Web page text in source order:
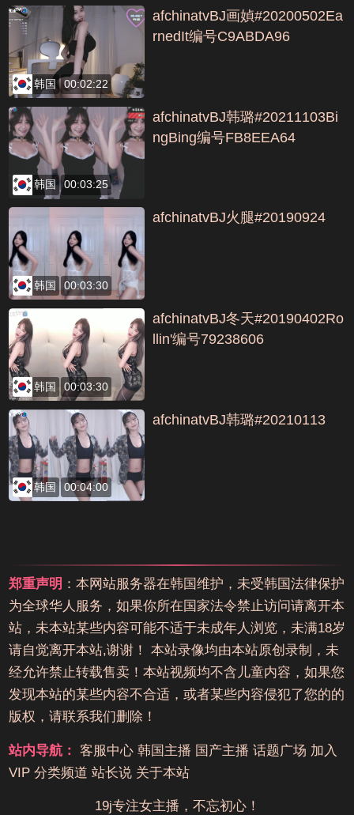
韩国 00:02:22
afchinatvBJ画媜#20200502Ea
rnedIt编号C9ABDA96
韩国 00:03:25
afchinatvBJ韩璐#20211103Bi
ngBing编号FB8EEA64
韩国 00:03:30
afchinatvBJ火腿#20190924
韩国 00:03:30
afchinatvBJ冬天#20190402Ro
llin'编号79238606
韩国 00:04:00
afchinatvBJ韩璐#20210113
郑重声明 ：本网站服务器在韩国维护，未受韩国法律保护
为全球华人服务，如果你所在国家法令禁止访问请离开本
站，未本站某些内容可能不适于未成年人浏览，未满18岁
请自觉离开本站,谢谢！ 本站录像均由本站原创录制，未
经允许禁止转载售卖！本站视频均不含儿童内容，如果您
发现本站的某些内容不合适，或者某些内容侵犯了您的的
版权，请联系我们删除！
站内导航： 客服中心 韩国主播 国产主播 话题广场 加入
VIP 分类频道 站长说 关于本站
19j专注女主播，不忘初心！